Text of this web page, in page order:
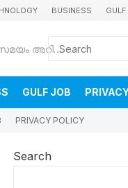
BUSINESS
കുവൈറ്റിലെ വാർത്തകളും വിശേഷങ്ങളും തൽസമയം അറിയാൻ
GULF JOB
PRIVACY POLICY
Search